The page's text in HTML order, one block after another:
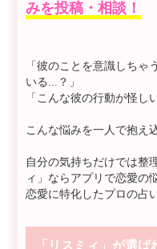
みを投稿・相談！
「彼のことを意識しちゃ
いる...？」
「こんな彼の行動が怪し
こんな悩みを一人で抱え
自分の気持ちだけでは整
ィ」ならアプリで恋愛の
恋愛に特化したプロの占
「リスミィ」が選ば